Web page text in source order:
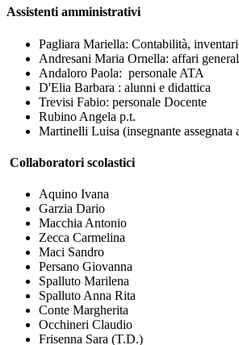
Assistenti amministrativi
Pagliara Mariella: Contabilità,
Andresani Maria Ornella: affari
Andaloro Paola: personale ATA
D'Elia Barbara : alunni e didattica
Trevisi Fabio: personale Docente
Rubino Angela p.t.
Martinelli Luisa (insegnante assegnata
Collaboratori scolastici
Aquino Ivana
Garzia Dario
Macchia Antonio
Zecca Carmelina
Maci Sandro
Persano Giovanna
Spalluto Marilena
Spalluto Anna Rita
Conte Margherita
Occhineri Claudio
Frisenna Sara (T.D.)